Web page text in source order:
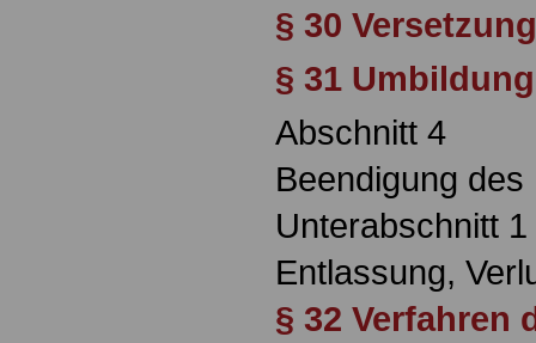
§ 30 Versetzung
§ 31
Abschnitt 4
Beendigung
Unterabschnitt 1
Entlassung,
§ 32 Verfahren